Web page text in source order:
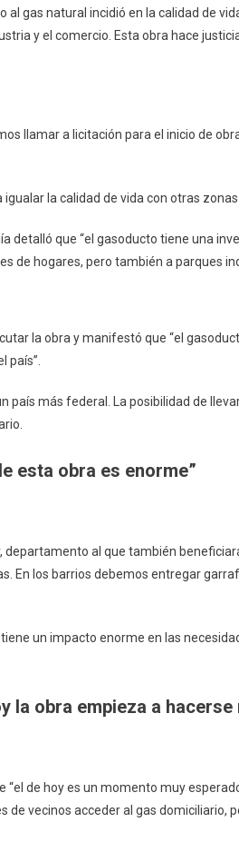
al gas natural incidió en la calidad de
y el comercio. Esta obra hace
llamar a licitación para el inicio de
la calidad de vida con otras zonas
detalló que “el gasoducto tiene una
de hogares, pero también a parques
la obra y manifestó que “el
país”.
país más federal. La posibilidad de
esta obra es enorme”
departamento al que también
En los barrios debemos entregar
un impacto enorme en las
la obra empieza a hacerse
“el de hoy es un momento muy
de vecinos acceder al gas domiciliario,